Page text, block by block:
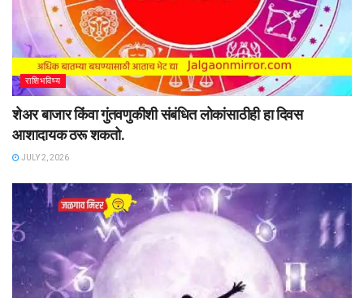
राशिभविष्य
शेअर बाजार किंवा गुंतवणुकीशी संबंधित लोकांसाठीही हा दिवस
आशादायक ठरू शकतो.
JULY 2, 2026